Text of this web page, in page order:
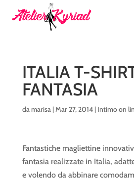
ITALIA T-
FANTASIA
damarisa|Mar 27, 2014| Intimo on
Fantastiche magliettine
fantasia realizzate in Italia,
e volendo da abbinare